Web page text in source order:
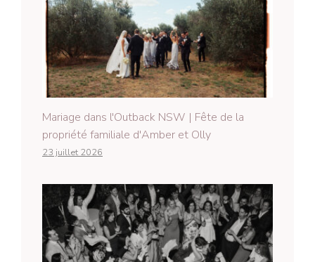
Mariage dans l'Outback NSW | Fête de la
propriété familiale d'Amber et Olly
23 juillet 2026